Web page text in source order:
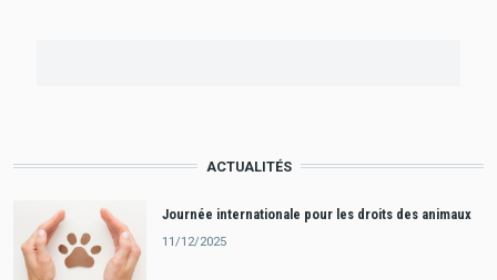
ACTUALITÉS
Journée internationale pour les droits des animaux
11/12/2025